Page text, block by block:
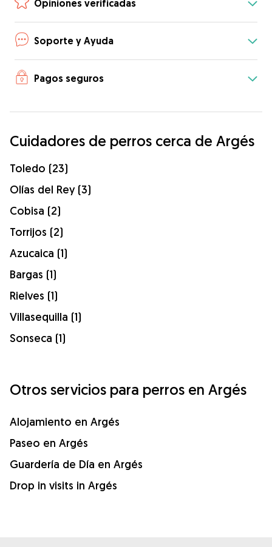
Opiniones verificadas
Soporte y Ayuda
Pagos seguros
Cuidadores de perros cerca de Argés
Toledo (23)
Olías del Rey (3)
Cobisa (2)
Torrijos (2)
Azucaica (1)
Bargas (1)
Rielves (1)
Villasequilla (1)
Sonseca (1)
Otros servicios para perros en Argés
Alojamiento en Argés
Paseo en Argés
Guardería de Día en Argés
Drop in visits in Argés